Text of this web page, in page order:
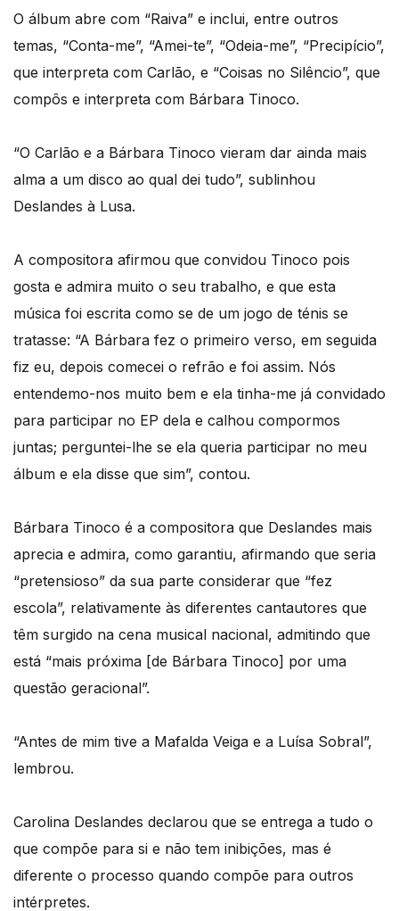
O álbum abre com “Raiva” e inclui, entre outros
temas, “Conta-me”, “Amei-te”, “Odeia-me”, “Precipício”,
que interpreta com Carlão, e “Coisas no Silêncio”, que
compôs e interpreta com Bárbara Tinoco.
“O Carlão e a Bárbara Tinoco vieram dar ainda mais
alma a um disco ao qual dei tudo”, sublinhou
Deslandes à Lusa.
A compositora afirmou que convidou Tinoco pois
gosta e admira muito o seu trabalho, e que esta
música foi escrita como se de um jogo de ténis se
tratasse: “A Bárbara fez o primeiro verso, em seguida
fiz eu, depois comecei o refrão e foi assim. Nós
entendemo-nos muito bem e ela tinha-me já convidado
para participar no EP dela e calhou compormos
juntas; perguntei-lhe se ela queria participar no meu
álbum e ela disse que sim”, contou.
Bárbara Tinoco é a compositora que Deslandes mais
aprecia e admira, como garantiu, afirmando que seria
“pretensioso” da sua parte considerar que “fez
escola”, relativamente às diferentes cantautores que
têm surgido na cena musical nacional, admitindo que
está “mais próxima [de Bárbara Tinoco] por uma
questão geracional”.
“Antes de mim tive a Mafalda Veiga e a Luísa Sobral”,
lembrou.
Carolina Deslandes declarou que se entrega a tudo o
que compõe para si e não tem inibições, mas é
diferente o processo quando compõe para outros
intérpretes.